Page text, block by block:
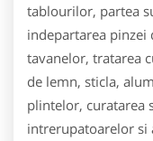
tablourilor, partea
indepartarea pinzei
tavanelor, tratarea
de lemn, sticla,
plintelor, curatarea
intrerupatoarelor si